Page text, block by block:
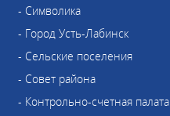
- Символика
- Город Усть-Лабинск
- Сельские поселения
- Совет района
- Контрольно-счетная палата